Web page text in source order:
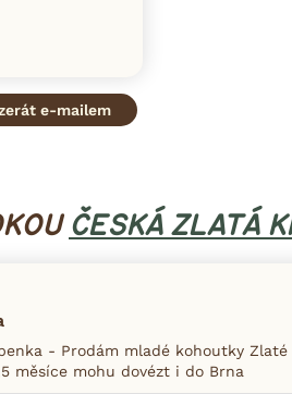
e-mailem
ČESKÁ ZLATÁ
- Prodám mladé kohoutky
měsíce mohu dovézt i do Brna